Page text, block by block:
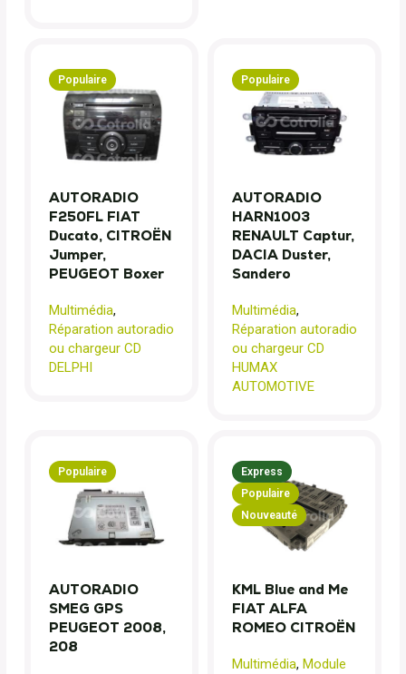
Populaire
AUTORADIO
F250FL FIAT
Ducato, CITROËN
Jumper,
PEUGEOT Boxer
Multimédia,
Réparation autoradio
ou chargeur CD
DELPHI
Populaire
AUTORADIO
HARN1003
RENAULT Captur,
DACIA Duster,
Sandero
Multimédia,
Réparation autoradio
ou chargeur CD
HUMAX
AUTOMOTIVE
Populaire
AUTORADIO
SMEG GPS
PEUGEOT 2008,
208
Express
Populaire
Nouveauté
KML Blue and Me
FIAT ALFA
ROMEO CITROËN
Multimédia, Module